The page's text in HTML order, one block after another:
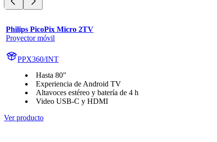
Philips PicoPix Micro 2TV
Proyector móvil
PPX360/INT
Hasta 80"
Experiencia de Android TV
Altavoces estéreo y batería de 4 h
Video USB-C y HDMI
Ver producto